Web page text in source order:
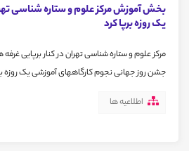
بخش آموزش مرکز علوم و ستاره شناسی
یک روزه برپا کرد
مرکز علوم و ستاره شناسی تهران در کنار برپایی
جشن روز جهانی نجوم کارگاههای آموزشی یک روزه
اطلاعیه ها